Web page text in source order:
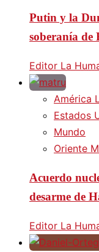
Putin y la
soberanía de
Editor La
América
Estados
Mundo
Oriente
Acuerdo
desarme de
Editor La